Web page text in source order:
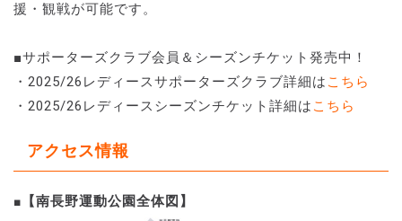
援・観戦が可能です。
■サポーターズクラブ会員＆シーズンチケット発売中！
・2025/26レディースサポーターズクラブ詳細は こちら
・2025/26レディースシーズンチケット詳細は こちら
アクセス情報
■ 【南長野運動公園全体図】